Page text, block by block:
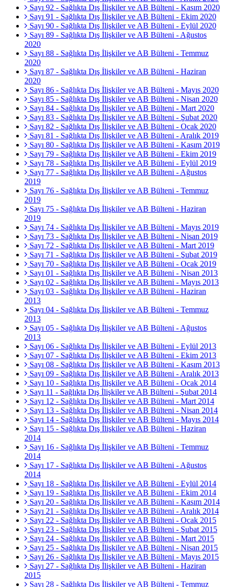
Sayı 92 - Sağlıkta Dış İlişkiler ve AB Bülteni - Kasım 2020
Sayı 91 - Sağlıkta Dış İlişkiler ve AB Bülteni - Ekim 2020
Sayı 90 - Sağlıkta Dış İlişkiler ve AB Bülteni - Eylül 2020
Sayı 89 - Sağlıkta Dış İlişkiler ve AB Bülteni - Ağustos
2020
Sayı 88 - Sağlıkta Dış İlişkiler ve AB Bülteni - Temmuz
2020
Sayı 87 - Sağlıkta Dış İlişkiler ve AB Bülteni - Haziran
2020
Sayı 86 - Sağlıkta Dış İlişkiler ve AB Bülteni - Mayıs 2020
Sayı 85 - Sağlıkta Dış İlişkiler ve AB Bülteni - Nisan 2020
Sayı 84 - Sağlıkta Dış İlişkiler ve AB Bülteni - Mart 2020
Sayı 83 - Sağlıkta Dış İlişkiler ve AB Bülteni - Şubat 2020
Sayı 82 - Sağlıkta Dış İlişkiler ve AB Bülteni - Ocak 2020
Sayı 81 - Sağlıkta Dış İlişkiler ve AB Bülteni - Aralık 2019
Sayı 80 - Sağlıkta Dış İlişkiler ve AB Bülteni - Kasım 2019
Sayı 79 - Sağlıkta Dış İlişkiler ve AB Bülteni - Ekim 2019
Sayı 78 - Sağlıkta Dış İlişkiler ve AB Bülteni - Eylül 2019
Sayı 77 - Sağlıkta Dış İlişkiler ve AB Bülteni - Ağustos
2019
Sayı 76 - Sağlıkta Dış İlişkiler ve AB Bülteni - Temmuz
2019
Sayı 75 - Sağlıkta Dış İlişkiler ve AB Bülteni - Haziran
2019
Sayı 74 - Sağlıkta Dış İlişkiler ve AB Bülteni - Mayıs 2019
Sayı 73 - Sağlıkta Dış İlişkiler ve AB Bülteni - Nisan 2019
Sayı 72 - Sağlıkta Dış İlişkiler ve AB Bülteni - Mart 2019
Sayı 71 - Sağlıkta Dış İlişkiler ve AB Bülteni - Şubat 2019
Sayı 70 - Sağlıkta Dış İlişkiler ve AB Bülteni - Ocak 2019
Sayı 01 - Sağlıkta Dış İlişkiler ve AB Bülteni - Nisan 2013
Sayı 02 - Sağlıkta Dış İlişkiler ve AB Bülteni - Mayıs 2013
Sayı 03 - Sağlıkta Dış İlişkiler ve AB Bülteni - Haziran
2013
Sayı 04 - Sağlıkta Dış İlişkiler ve AB Bülteni - Temmuz
2013
Sayı 05 - Sağlıkta Dış İlişkiler ve AB Bülteni - Ağustos
2013
Sayı 06 - Sağlıkta Dış İlişkiler ve AB Bülteni - Eylül 2013
Sayı 07 - Sağlıkta Dış İlişkiler ve AB Bülteni - Ekim 2013
Sayı 08 - Sağlıkta Dış İlişkiler ve AB Bülteni - Kasım 2013
Sayı 09 - Sağlıkta Dış İlişkiler ve AB Bülteni - Aralık 2013
Sayı 10 - Sağlıkta Dış İlişkiler ve AB Bülteni - Ocak 2014
Sayı 11 - Sağlıkta Dış İlişkiler ve AB Bülteni - Şubat 2014
Sayı 12 - Sağlıkta Dış İlişkiler ve AB Bülteni - Mart 2014
Sayı 13 - Sağlıkta Dış İlişkiler ve AB Bülteni - Nisan 2014
Sayı 14 - Sağlıkta Dış İlişkiler ve AB Bülteni - Mayıs 2014
Sayı 15 - Sağlıkta Dış İlişkiler ve AB Bülteni - Haziran
2014
Sayı 16 - Sağlıkta Dış İlişkiler ve AB Bülteni - Temmuz
2014
Sayı 17 - Sağlıkta Dış İlişkiler ve AB Bülteni - Ağustos
2014
Sayı 18 - Sağlıkta Dış İlişkiler ve AB Bülteni - Eylül 2014
Sayı 19 - Sağlıkta Dış İlişkiler ve AB Bülteni - Ekim 2014
Sayı 20 - Sağlıkta Dış İlişkiler ve AB Bülteni - Kasım 2014
Sayı 21 - Sağlıkta Dış İlişkiler ve AB Bülteni - Aralık 2014
Sayı 22 - Sağlıkta Dış İlişkiler ve AB Bülteni - Ocak 2015
Sayı 23 - Sağlıkta Dış İlişkiler ve AB Bülteni - Şubat 2015
Sayı 24 - Sağlıkta Dış İlişkiler ve AB Bülteni - Mart 2015
Sayı 25 - Sağlıkta Dış İlişkiler ve AB Bülteni - Nisan 2015
Sayı 26 - Sağlıkta Dış İlişkiler ve AB Bülteni - Mayıs 2015
Sayı 27 - Sağlıkta Dış İlişkiler ve AB Bülteni - Haziran
2015
Sayı 28 - Sağlıkta Dış İlişkiler ve AB Bülteni - Temmuz